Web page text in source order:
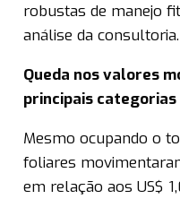
robustas de manejo
análise da consultoria.
Queda nos valores
principais categorias
Mesmo ocupando o
foliares
em relação aos US$